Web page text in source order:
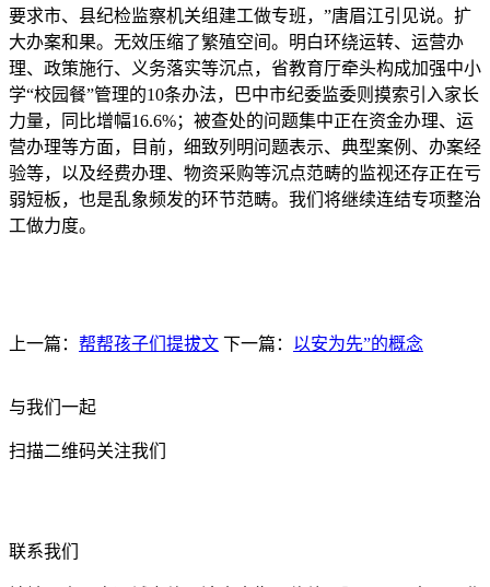
要求市、县纪检监察机关组建工做专班，”唐眉江引见说。扩
大办案和果。无效压缩了繁殖空间。明白环绕运转、运营办
理、政策施行、义务落实等沉点，省教育厅牵头构成加强中小
学“校园餐”管理的10条办法，巴中市纪委监委则摸索引入家长
力量，同比增幅16.6%；被查处的问题集中正在资金办理、运
营办理等方面，目前，细致列明问题表示、典型案例、办案经
验等，以及经费办理、物资采购等沉点范畴的监视还存正在亏
弱短板，也是乱象频发的环节范畴。我们将继续连结专项整治
工做力度。
上一篇： 帮帮孩子们提拔文 下一篇： 以安为先”的概念
与我们一起
扫描二维码关注我们
联系我们